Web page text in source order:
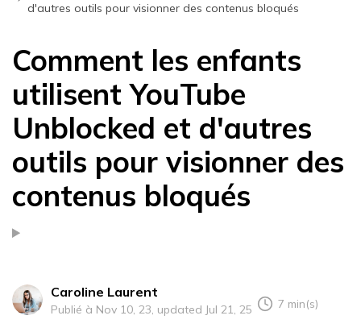
d'autres outils pour visionner des contenus bloqués
Comment les enfants
utilisent YouTube
Unblocked et d'autres
outils pour visionner des
contenus bloqués
Caroline Laurent
Publié à Nov 10, 23, updated Jul 21, 25 7 min(s)